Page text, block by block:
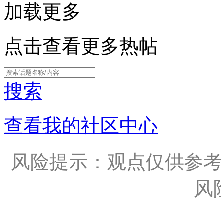
加载更多
点击查看更多热帖
搜索
查看我的社区中心
风险提示：观点仅供参
风